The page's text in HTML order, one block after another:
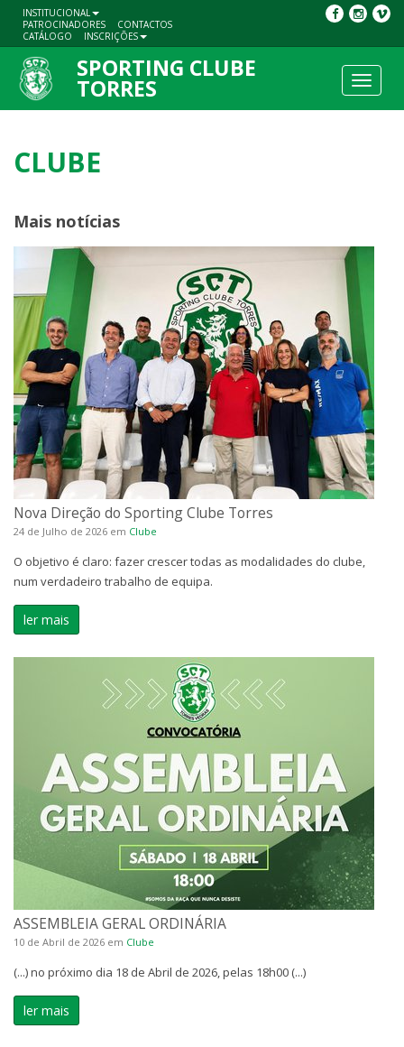
INSTITUCIONAL
PATROCINADORES
CONTACTOS
CATÁLOGO
INSCRIÇÕES
Toggle
SPORTING CLUBE
TORRES
CLUBE
Mais notícias
Nova Direção do Sporting Clube Torres
24 de Julho de 2026 em Clube
O objetivo é claro: fazer crescer todas as modalidades do clube,
num verdadeiro trabalho de equipa.
ler mais
ASSEMBLEIA GERAL ORDINÁRIA
10 de Abril de 2026 em Clube
(...) no próximo dia 18 de Abril de 2026, pelas 18h00 (...)
ler mais